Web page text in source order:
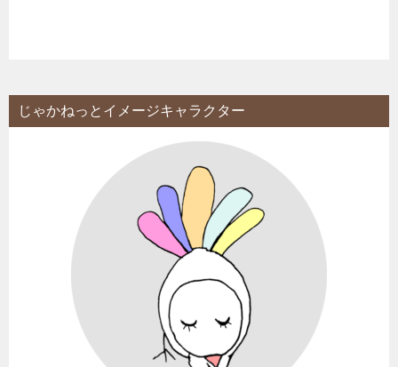
じゃかねっとイメージキャラクター